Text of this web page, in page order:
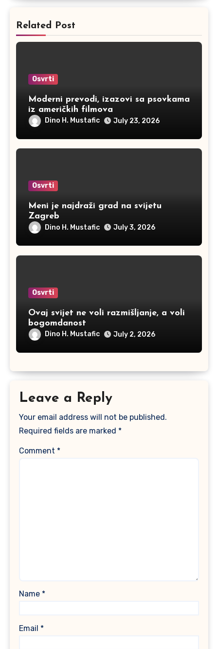
Related Post
Osvrti
Moderni prevodi, izazovi sa psovkama
iz američkih filmova
Dino H. Mustafic July 23, 2026
Osvrti
Meni je najdraži grad na svijetu
Zagreb
Dino H. Mustafic July 3, 2026
Osvrti
Ovaj svijet ne voli razmišljanje, a voli
bogomdanost
Dino H. Mustafic July 2, 2026
Leave a Reply
Your email address will not be published.
Required fields are marked *
Comment *
Name *
Email *